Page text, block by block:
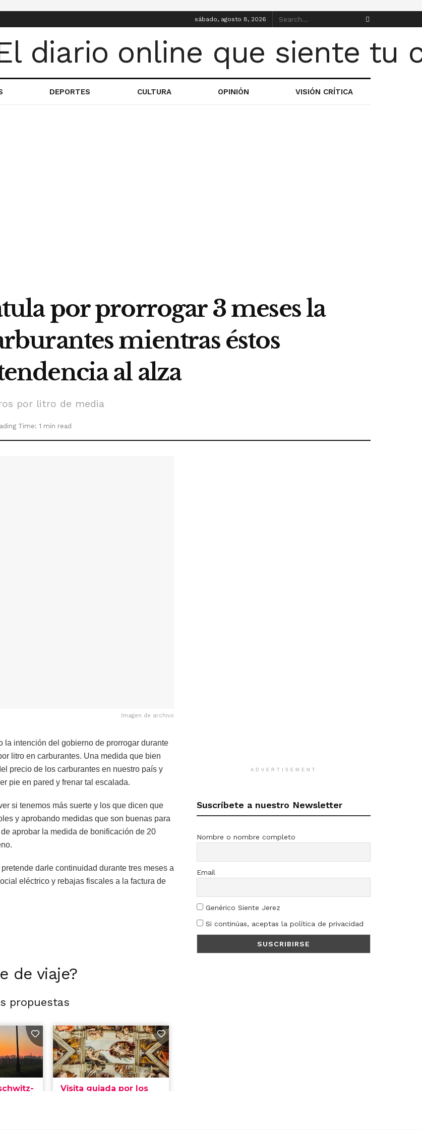
sábado, agosto 8, 2026
DEPORTES CULTURA OPINIÓN VISIÓN CRÍTICA
por prorrogar 3 meses la
mientras éstos
al alza
por litro de media
Time: 1 min read
Imagen de archivo
intención del gobierno de prorrogar durante
litro en carburantes. Una medida que bien
precio de los carburantes en nuestro país y
pie en pared y frenar tal escalada.
si tenemos más suerte y los que dicen que
y aprobando medidas que son buenas para
aprobar la medida de bonificación de 20
darle continuidad durante tres meses a
eléctrico y rebajas fiscales a la factura de
de viaje?
propuestas
ADVERTISEMENT
Suscríbete a nuestro Newsletter
Nombre o nombre completo
Email
Genérico Siente Jerez
Si continúas, aceptas la política de privacidad